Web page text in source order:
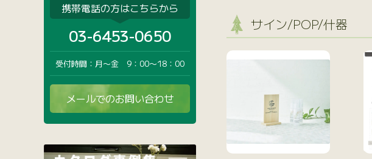
サイン/POP/什器
携帯電話の方はこちらから
03-6453-0650
受付時間：月〜金 9：00〜18：00
メールでのお問い合わせ